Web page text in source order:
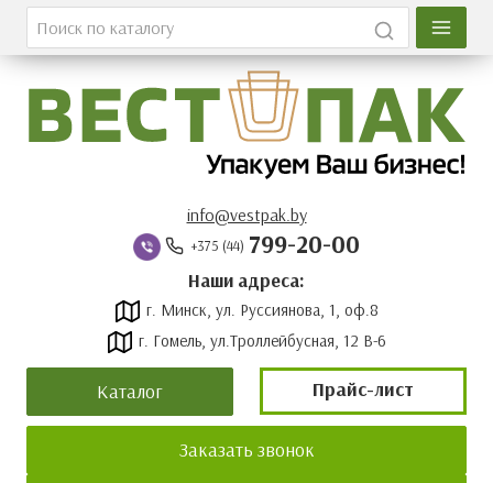
Главная
Каталог
Оплата и доставка
Контакты
Новости
Прайс-лист
info@vestpak.by
+375 (44) 799-20-00
Наши адреса:
г. Минск, ул. Руссиянова, 1, оф.8
г. Гомель, ул.Троллейбусная, 12 В-6
Каталог Прайс-лист
Заказать звонок